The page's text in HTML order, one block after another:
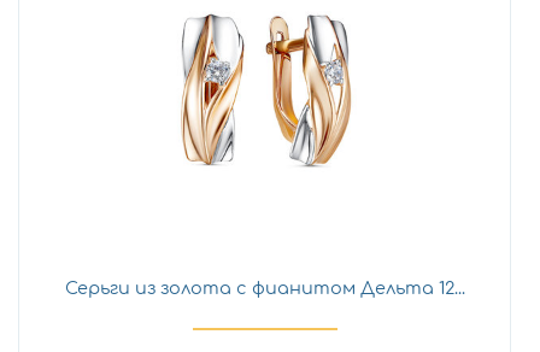
Серьги из золота с фианитом Дельта 12...